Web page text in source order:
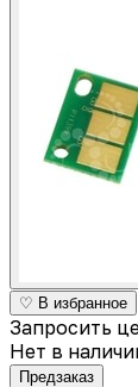
♡ В избранное
Запросить
Нет в
Предзаказ